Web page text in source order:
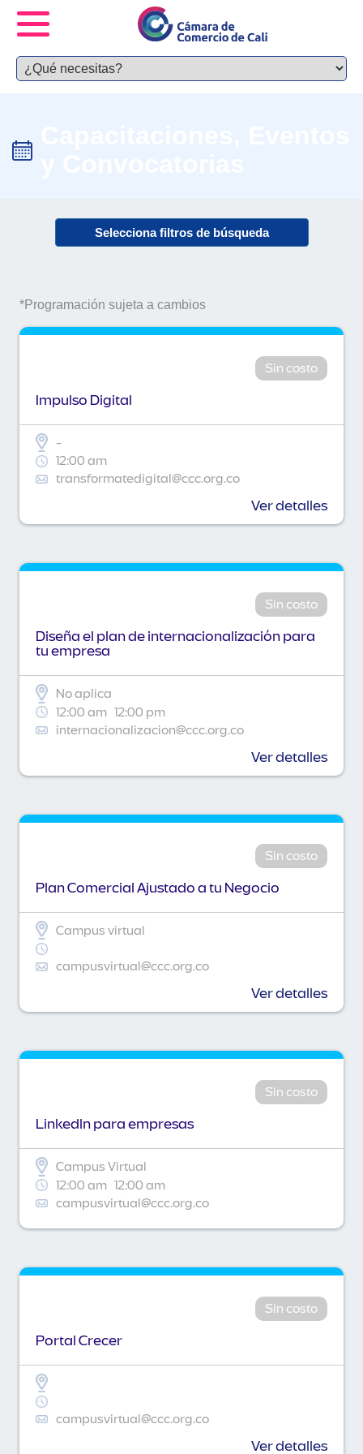
Selecciona filtros de búsqueda
*Programación sujeta a cambios
Sin costo
Impulso Digital
-
12:00 am
transformatedigital@ccc.org.co
Ver detalles
Sin costo
Diseña el plan de internacionalización para
tu empresa
No aplica
12:00 am 12:00 pm
internacionalizacion@ccc.org.co
Ver detalles
Sin costo
Plan Comercial Ajustado a tu Negocio
Campus virtual
campusvirtual@ccc.org.co
Ver detalles
Sin costo
Linkedln para empresas
Campus Virtual
12:00 am 12:00 am
campusvirtual@ccc.org.co
Sin costo
Portal Crecer
campusvirtual@ccc.org.co
Ver detalles